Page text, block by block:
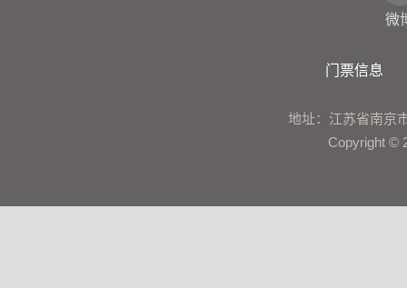
微
门票信息
地址：江苏省南京
Copyright ©